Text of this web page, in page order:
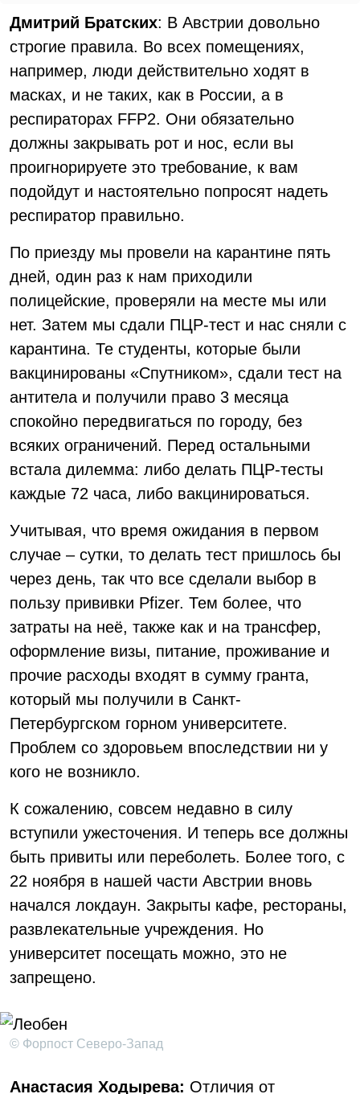
Дмитрий Братских: В Австрии довольно
строгие правила. Во всех помещениях,
например, люди действительно ходят в
масках, и не таких, как в России, а в
респираторах FFP2. Они обязательно
должны закрывать рот и нос, если вы
проигнорируете это требование, к вам
подойдут и настоятельно попросят надеть
респиратор правильно.
По приезду мы провели на карантине пять
дней, один раз к нам приходили
полицейские, проверяли на месте мы или
нет. Затем мы сдали ПЦР-тест и нас сняли с
карантина. Те студенты, которые были
вакцинированы «Спутником», сдали тест на
антитела и получили право 3 месяца
спокойно передвигаться по городу, без
всяких ограничений. Перед остальными
встала дилемма: либо делать ПЦР-тесты
каждые 72 часа, либо вакцинироваться.
Учитывая, что время ожидания в первом
случае – сутки, то делать тест пришлось бы
через день, так что все сделали выбор в
пользу прививки Pfizer. Тем более, что
затраты на неё, также как и на трансфер,
оформление визы, питание, проживание и
прочие расходы входят в сумму гранта,
который мы получили в Санкт-
Петербургском горном университете.
Проблем со здоровьем впоследствии ни у
кого не возникло.
К сожалению, совсем недавно в силу
вступили ужесточения. И теперь все должны
быть привиты или переболеть. Более того, с
22 ноября в нашей части Австрии вновь
начался локдаун. Закрыты кафе, рестораны,
развлекательные учреждения. Но
университет посещать можно, это не
запрещено.
© Форпост Северо-Запад
Анастасия Ходырева: Отличия от